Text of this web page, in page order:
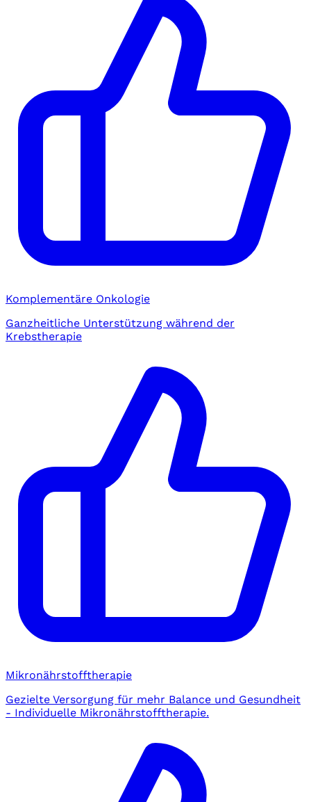
Komplementäre Onkologie
Ganzheitliche Unterstützung während der
Krebstherapie
Mikronährstofftherapie
Gezielte Versorgung für mehr Balance und Gesundheit
- Individuelle Mikronährstofftherapie.